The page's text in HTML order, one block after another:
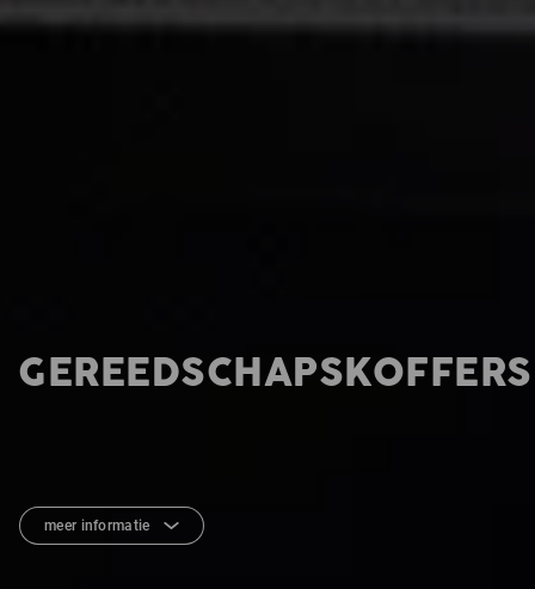
GEREEDSCHAPSKOFFERS
meer informatie